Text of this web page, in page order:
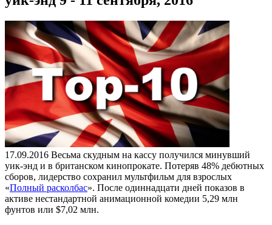
17.09.2016 Весьма скудным на кассу получился минувший
уик-энд и в британском кинопрокате. Потеряв 48% дебютных
сборов, лидерство сохранил мультфильм для взрослых
«Полный расколбас». После одиннадцати дней показов в
активе нестандартной анимационной комедии 5,29 млн
фунтов или $7,02 млн.